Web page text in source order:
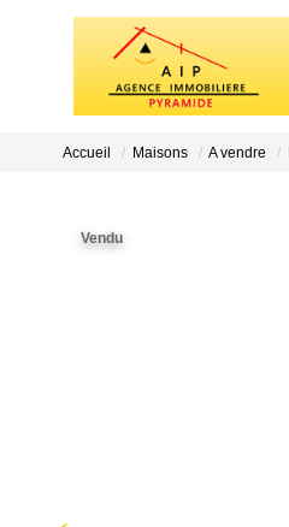
Accueil Maisons A vendre
Vendu